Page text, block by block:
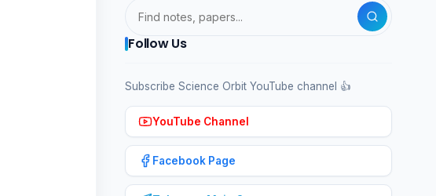
Follow Us
Subscribe Science Orbit YouTube channel 👍
YouTube Channel
Facebook Page